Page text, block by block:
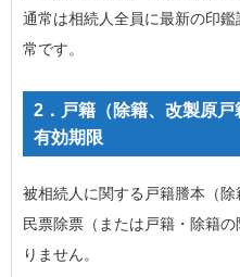
通常は相続人全員に最新の印
常です。
2．戸籍（除籍、改製原
有効期限
被相続人に関する戸籍謄本（
民票除票（または戸籍・除籍
りません。